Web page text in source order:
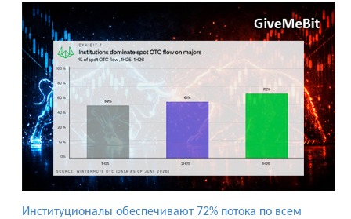
Институционалы обеспечивают 72% потока по всем